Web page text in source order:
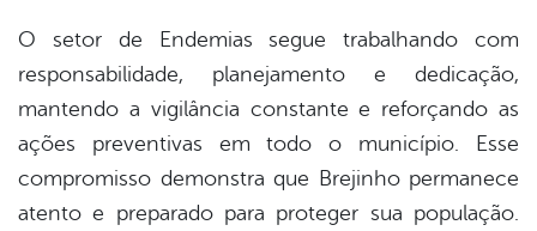
O setor de Endemias segue trabalhando com
responsabilidade, planejamento e dedicação,
mantendo a vigilância constante e reforçando as
ações preventivas em todo o município. Esse
compromisso demonstra que Brejinho permanece
atento e preparado para proteger sua população.